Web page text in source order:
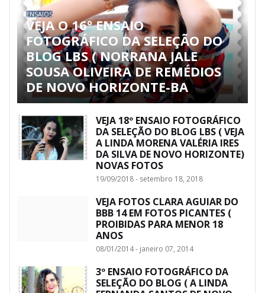
ENSAIOS
VEJA O 16º ENSAIO
FOTOGRÁFICO DA SELEÇÃO DO
BLOG LBS ( NORRANA JALE
SOUSA OLIVEIRA DE REMÉDIOS
DE NOVO HORIZONTE-BA
VEJA 18º ENSAIO FOTOGRÁFICO
DA SELEÇÃO DO BLOG LBS ( VEJA
A LINDA MORENA VALÉRIA IRES
DA SILVA DE NOVO HORIZONTE)
NOVAS FOTOS
19/09/2018 - setembro 18, 2018
VEJA FOTOS CLARA AGUIAR DO
BBB 14 EM FOTOS PICANTES (
PROIBIDAS PARA MENOR 18
ANOS
08/01/2014 - janeiro 07, 2014
3º ENSAIO FOTOGRÁFICO DA
SELEÇÃO DO BLOG ( A LINDA